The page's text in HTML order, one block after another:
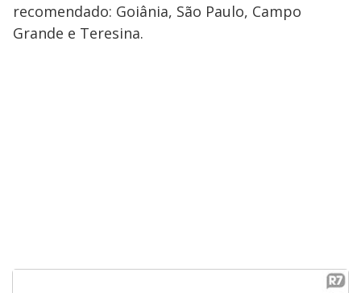
recomendado: Goiânia, São Paulo, Campo
Grande e Teresina.